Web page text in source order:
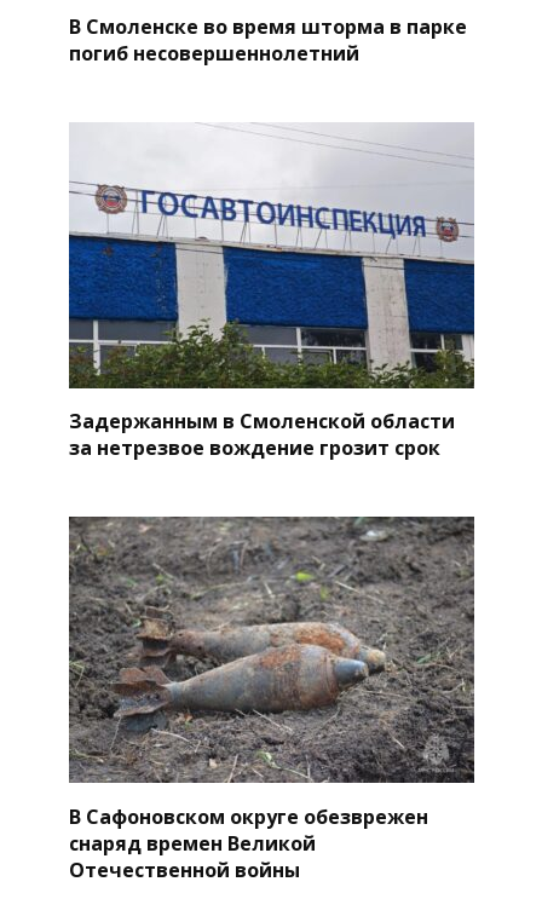
В Смоленске во время шторма в парке
погиб несовершеннолетний
Задержанным в Смоленской области
за нетрезвое вождение грозит срок
В Сафоновском округе обезврежен
снаряд времен Великой
Отечественной войны